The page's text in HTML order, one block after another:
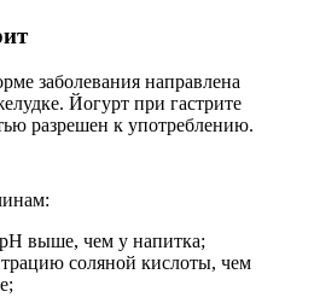
заболевания направлена
Йогурт при гастрите
разрешен к употреблению.
выше, чем у напитка;
соляной кислоты, чем